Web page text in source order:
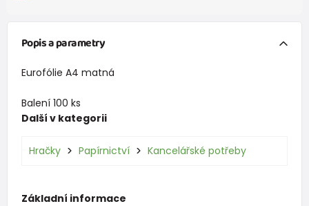
Popis a parametry
Eurofólie A4 matná
Balení 100 ks
Další v kategorii
Hračky Papírnictví Kancelářské potřeby
Základní informace